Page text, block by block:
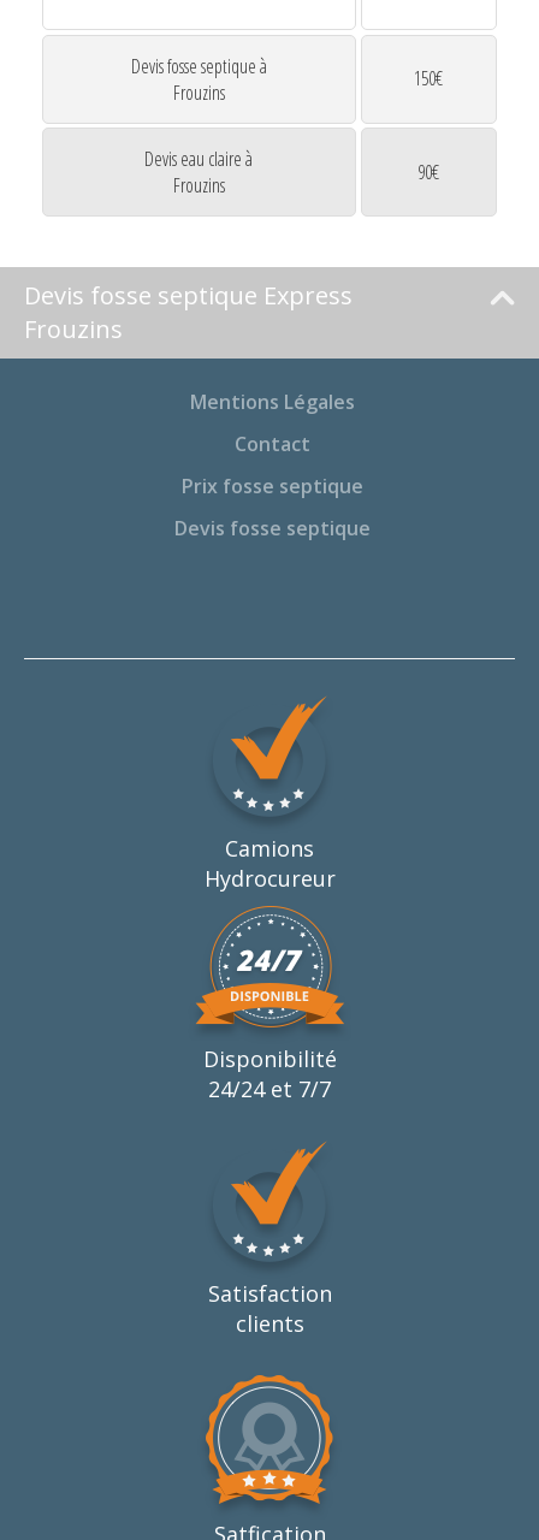
Devis fosse septique à
Frouzins
150€
Devis eau claire à
Frouzins
90€
Devis fosse septique Express
Frouzins
Mentions Légales
Contact
Prix fosse septique
Devis fosse septique
Camions
Hydrocureur
Disponibilité
24/24 et 7/7
Satisfaction
clients
Satfication